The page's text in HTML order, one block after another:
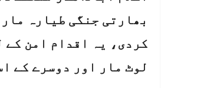
بھارتی جنگی طیارہ
کردی، یہ اقدام امن کے
لوٹ مار اور دوسرے کے